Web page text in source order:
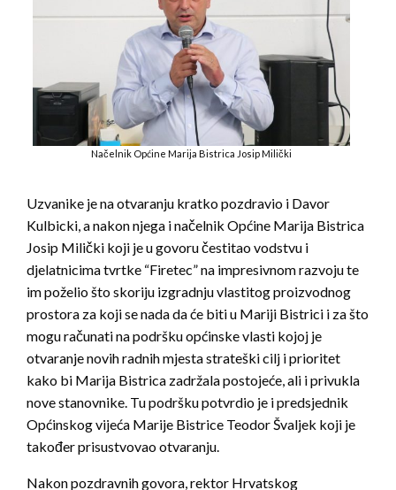
Načelnik Općine Marija Bistrica Josip Milički
Uzvanike je na otvaranju kratko pozdravio i Davor
Kulbicki, a nakon njega i načelnik Općine Marija Bistrica
Josip Milički koji je u govoru čestitao vodstvu i
djelatnicima tvrtke “Firetec” na impresivnom razvoju te
im poželio što skoriju izgradnju vlastitog proizvodnog
prostora za koji se nada da će biti u Mariji Bistrici i za što
mogu računati na podršku općinske vlasti kojoj je
otvaranje novih radnih mjesta strateški cilj i prioritet
kako bi Marija Bistrica zadržala postojeće, ali i privukla
nove stanovnike. Tu podršku potvrdio je i predsjednik
Općinskog vijeća Marije Bistrice Teodor Švaljek koji je
također prisustvovao otvaranju.
Nakon pozdravnih govora, rektor Hrvatskog